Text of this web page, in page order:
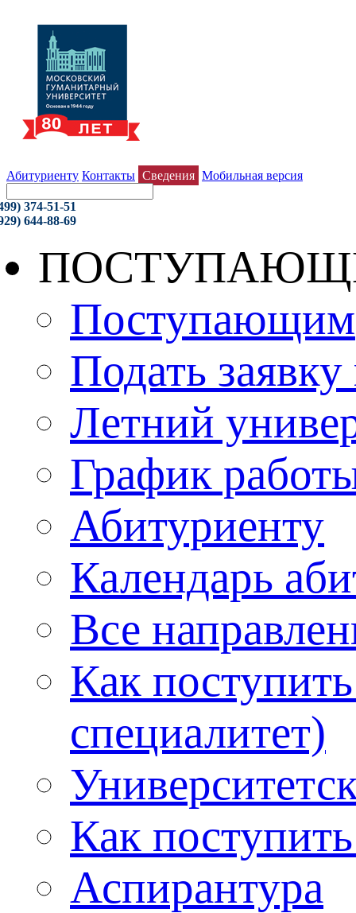
Абитуриенту Контакты Сведения Мобильная версия
374-51-51
644-88-69
Поступающим
Подать
Летний
График
Абитуриенту
Календарь
Все
Как
специалитет)
Как
Аспирантура